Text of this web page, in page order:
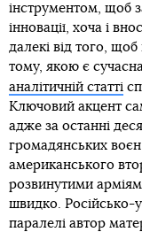
інструментом, щоб
інновації, хоча і
далекі від того,
тому, якою є
аналітичній статті
Ключовий акцент
адже за останні
громадянських
американського
розвинутими
швидко. Російсько-
паралелі автор